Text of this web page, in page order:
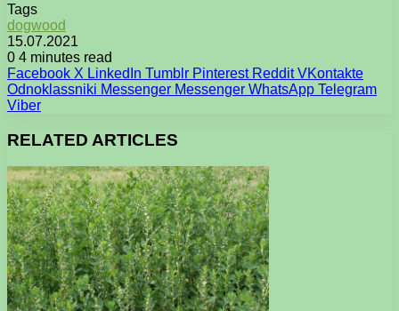
Tags
dogwood
15.07.2021
0 4 minutes read
Facebook X LinkedIn Tumblr Pinterest Reddit VKontakte
Odnoklassniki Messenger Messenger WhatsApp Telegram
Viber
RELATED ARTICLES